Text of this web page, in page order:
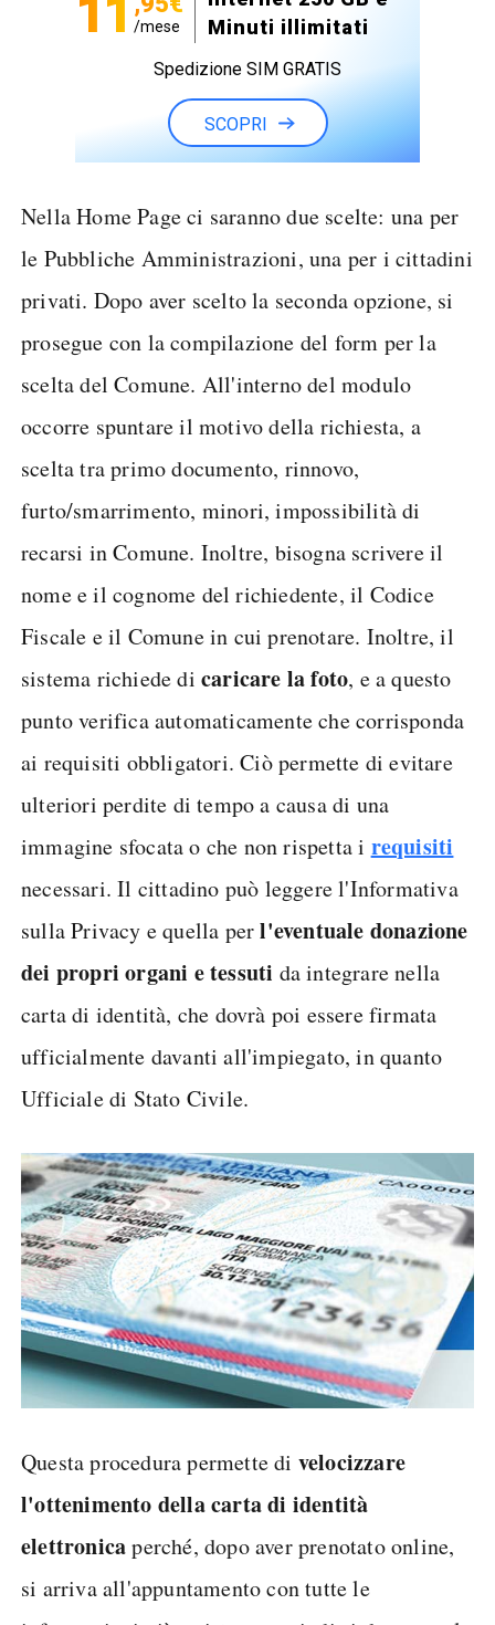
11 /mese
Minuti illimitati
Spedizione SIM GRATIS
SCOPRI
Nella Home Page ci saranno due scelte: una per
le Pubbliche Amministrazioni, una per i cittadini
privati. Dopo aver scelto la seconda opzione, si
prosegue con la compilazione del form per la
scelta del Comune. All'interno del modulo
occorre spuntare il motivo della richiesta, a
scelta tra primo documento, rinnovo,
furto/smarrimento, minori, impossibilità di
recarsi in Comune. Inoltre, bisogna scrivere il
nome e il cognome del richiedente, il Codice
Fiscale e il Comune in cui prenotare. Inoltre, il
sistema richiede di caricare la foto, e a questo
punto verifica automaticamente che corrisponda
ai requisiti obbligatori. Ciò permette di evitare
ulteriori perdite di tempo a causa di una
immagine sfocata o che non rispetta i requisiti
necessari. Il cittadino può leggere l'Informativa
sulla Privacy e quella perl'eventuale donazione
dei propri organi e tessuti da integrare nella
carta di identità, che dovrà poi essere firmata
ufficialmente davanti all'impiegato, in quanto
Ufficiale di Stato Civile.
Questa procedura permette di velocizzare
l'ottenimento della carta di identità
elettronicaperché, dopo aver prenotato online,
si arriva all'appuntamento con tutte le